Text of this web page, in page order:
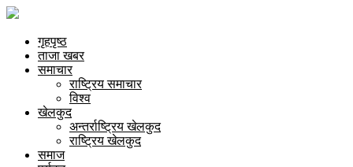
गृहपृष्ठ
ताजा खबर
समाचार
राष्ट्रिय समाचार
विश्व
खेलकुद
अन्तर्राष्ट्रिय खेलकुद
राष्ट्रिय खेलकुद
समाज